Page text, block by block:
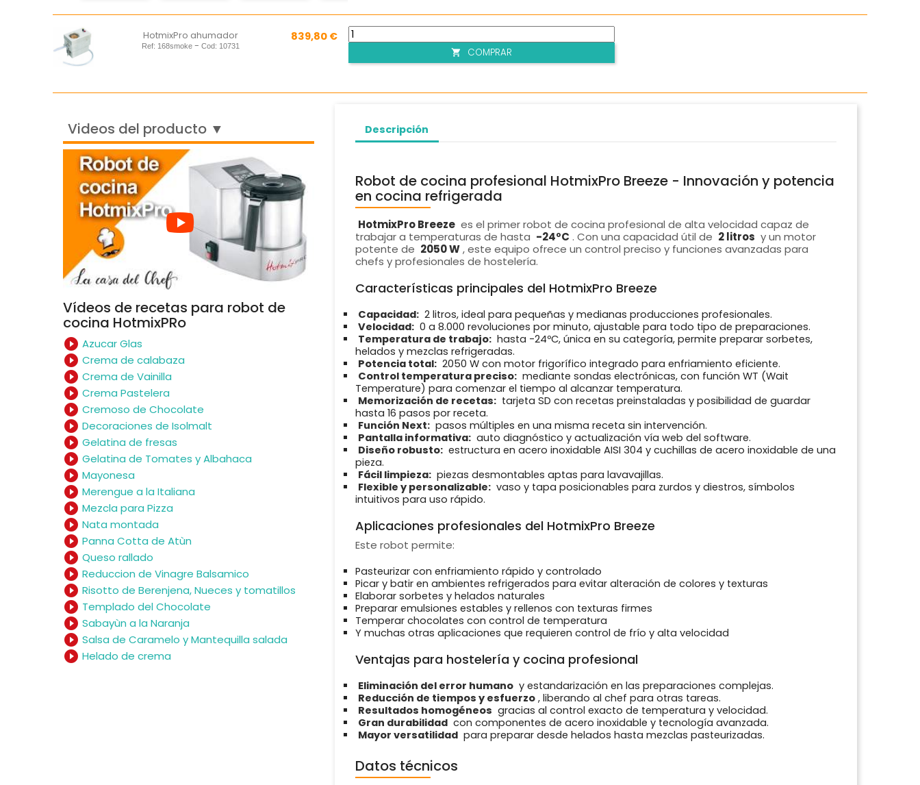
HotmixPro ahumador
Ref: 168smoke- Cod: 10731
839,80 €
 COMPRAR
Videos del producto ▼
Vídeos de recetas para robot de
cocina HotmixPRo
play_circle_filled Azucar Glas
play_circle_filled Crema de calabaza
play_circle_filled Crema de Vainilla
play_circle_filled Crema Pastelera
play_circle_filled Cremoso de Chocolate
play_circle_filled Decoraciones de Isolmalt
play_circle_filled Gelatina de fresas
play_circle_filled Gelatina de Tomates y Albahaca
play_circle_filled Mayonesa
play_circle_filled Merengue a la Italiana
play_circle_filled Mezcla para Pizza
play_circle_filled Nata montada
play_circle_filled Panna Cotta de Atùn
play_circle_filled Queso rallado
play_circle_filled Reduccion de Vinagre Balsamico
play_circle_filled Risotto de Berenjena, Nueces y tomatillos
play_circle_filled Templado del Chocolate
play_circle_filled Sabayùn a la Naranja
play_circle_filled Salsa de Caramelo y Mantequilla salada
play_circle_filled Helado de crema
Descripción
Robot de cocina profesional HotmixPro Breeze - Innovación y potencia
en cocina refrigerada
HotmixPro Breeze es el primer robot de cocina profesional de alta velocidad capaz de
trabajar a temperaturas de hasta -24ºC . Con una capacidad útil de 2 litros y un motor
potente de 2050 W , este equipo ofrece un control preciso y funciones avanzadas para
chefs y profesionales de hostelería.
Características principales del HotmixPro Breeze
Capacidad: 2 litros, ideal para pequeñas y medianas producciones profesionales.
Velocidad: 0 a 8.000 revoluciones por minuto, ajustable para todo tipo de preparaciones.
Temperatura de trabajo: hasta -24ºC, única en su categoría, permite preparar sorbetes,
helados y mezclas refrigeradas.
Potencia total: 2050 W con motor frigorífico integrado para enfriamiento eficiente.
Control temperatura preciso: mediante sondas electrónicas, con función WT (Wait
Temperature) para comenzar el tiempo al alcanzar temperatura.
Memorización de recetas: tarjeta SD con recetas preinstaladas y posibilidad de guardar
hasta 16 pasos por receta.
Función Next: pasos múltiples en una misma receta sin intervención.
Pantalla informativa: auto diagnóstico y actualización vía web del software.
Diseño robusto: estructura en acero inoxidable AISI 304 y cuchillas de acero inoxidable de una
pieza.
Fácil limpieza: piezas desmontables aptas para lavavajillas.
Flexible y personalizable: vaso y tapa posicionables para zurdos y diestros, símbolos
intuitivos para uso rápido.
Aplicaciones profesionales del HotmixPro Breeze
Este robot permite:
Pasteurizar con enfriamiento rápido y controlado
Picar y batir en ambientes refrigerados para evitar alteración de colores y texturas
Elaborar sorbetes y helados naturales
Preparar emulsiones estables y rellenos con texturas firmes
Temperar chocolates con control de temperatura
Y muchas otras aplicaciones que requieren control de frío y alta velocidad
Ventajas para hostelería y cocina profesional
Eliminación del error humano y estandarización en las preparaciones complejas.
Reducción de tiempos y esfuerzo , liberando al chef para otras tareas.
Resultados homogéneos gracias al control exacto de temperatura y velocidad.
Gran durabilidad con componentes de acero inoxidable y tecnología avanzada.
Mayor versatilidad para preparar desde helados hasta mezclas pasteurizadas.
Datos técnicos